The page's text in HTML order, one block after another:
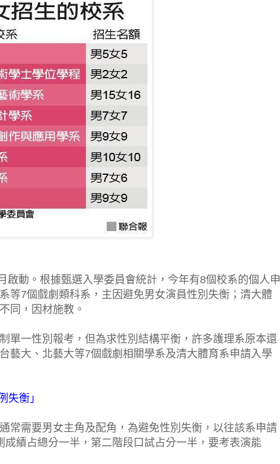
啟動。根據甄選入學委員會統計，今年有8個校系的個人申
等7個戲劇類科系，主因避免男女演員性別失衡； 清大體
同，因材施教。
單一性別報考，但為求性別結構平衡，許多護理系原本還
藝大、北藝大等7個戲劇相關學系及清大體育系申請入學
失衡」
常需要男女主角及配角，為避免性別失衡，以往該系申請
績占總分一半，第二階段口試占分一半，要考表演能